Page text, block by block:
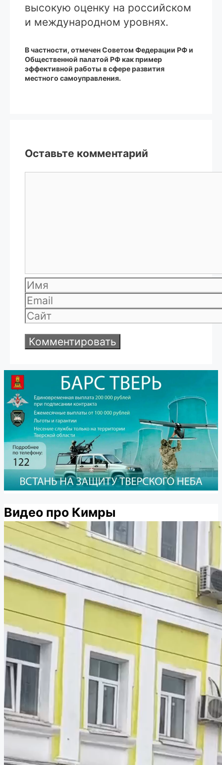
высокую оценку на российском
и международном уровнях.
В частности, отмечен Советом Федерации РФ и
Общественной палатой РФ как пример
эффективной работы в сфере развития
местного самоуправления.
Оставьте комментарий
Имя
Email
Сайт
Видео про Кимры